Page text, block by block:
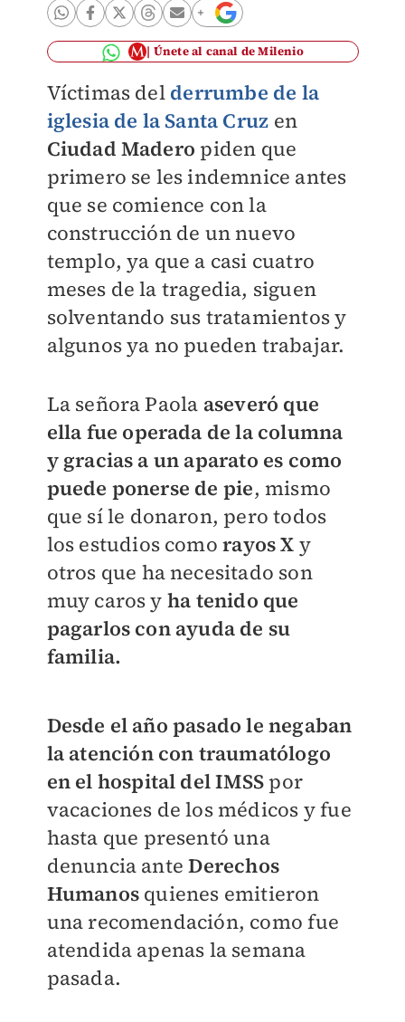
Únete al canal de Milenio
Víctimas del derrumbe de la
iglesia de la Santa Cruz en
Ciudad Madero piden que
primero se les indemnice antes
que se comience con la
construcción de un nuevo
templo, ya que a casi cuatro
meses de la tragedia, siguen
solventando sus tratamientos y
algunos ya no pueden trabajar.
La señora Paola aseveró que
ella fue operada de la columna
y gracias a un aparato es como
puede ponerse de pie, mismo
que sí le donaron, pero todos
los estudios como rayos X y
otros que ha necesitado son
muy caros y ha tenido que
pagarlos con ayuda de su
familia.
Desde el año pasado le negaban
la atención con traumatólogo
en el hospital del IMSS por
vacaciones de los médicos y fue
hasta que presentó una
denuncia anteDerechos
Humanosquienes emitieron
una recomendación, como fue
atendida apenas la semana
pasada.